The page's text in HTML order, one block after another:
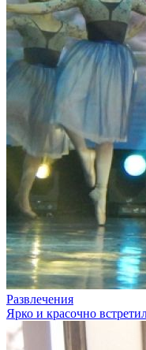
Развлечения
Ярко и красочно